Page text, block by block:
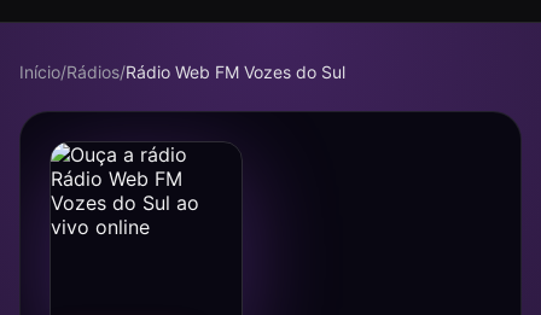
Início/Rádios/Rádio Web FM Vozes do Sul